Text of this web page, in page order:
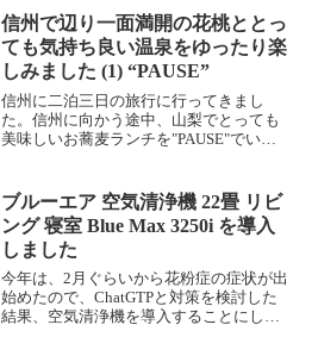
信州で辺り一面満開の花桃ととっ
ても気持ち良い温泉をゆったり楽
しみました (1) “PAUSE”
信州に二泊三日の旅行に行ってきまし
た。信州に向かう途中、山梨でとっても
美味しいお蕎麦ランチを"PAUSE"でいた
の平目、自家製藤桜ポークのロースハ
ム、新めかぶのタタキ...
ブルーエア 空気清浄機 22畳 リビ
ング 寝室 Blue Max 3250i を導入
しました
今年は、2月ぐらいから花粉症の症状が出
始めたので、ChatGTPと対策を検討した
結果、空気清浄機を導入することにしま